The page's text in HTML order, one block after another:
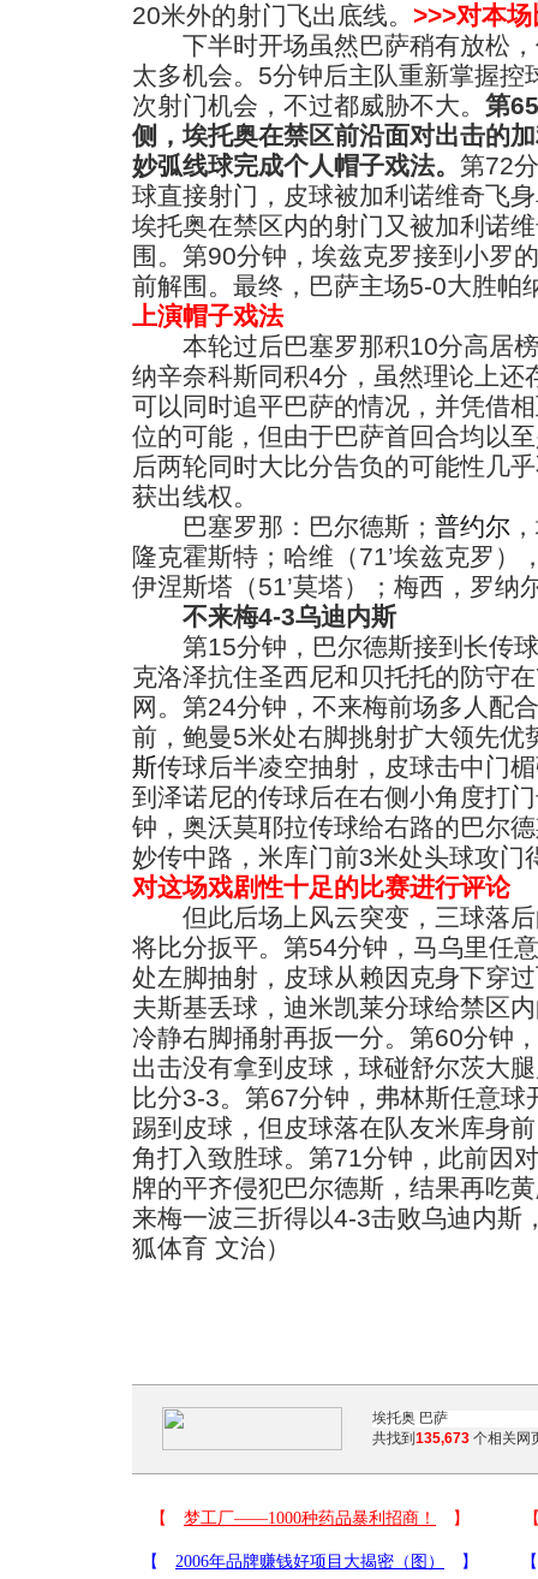
20米外的射门飞出底线。 >>>对本
下半时开场虽然巴萨稍有放松，
太多机会。5分钟后主队重新掌握控
次射门机会，不过都威胁不大。 第
侧，埃托奥在禁区前沿面对出击的
妙弧线球完成个人帽子戏法。 第72
球直接射门，皮球被加利诺维奇飞
埃托奥在禁区内的射门又被加利诺
围。第90分钟，埃兹克罗接到小罗
前解围。最终，巴萨主场5-0大胜帕
上演帽子戏法
本轮过后巴塞罗那积10分高居榜
纳辛奈科斯同积4分，虽然理论上还
可以同时追平巴萨的情况，并凭借
位的可能，但由于巴萨首回合均以
后两轮同时大比分告负的可能性几
获出线权。
巴塞罗那：巴尔德斯； 普约尔
隆克霍斯特；哈维（71’埃兹克罗）
伊涅斯塔（51’莫塔）；梅西，罗纳
不来梅4-3乌迪内斯
第15分钟，巴尔德斯接到长传球
克洛泽抗住圣西尼和贝托托的防守
网。第24分钟，不来梅前场多人配
前，鲍曼5米处右脚挑射扩大领先优
斯传球后半凌空抽射，皮球击中门
到泽诺尼的传球后在右侧小角度打
钟，奥沃莫耶拉传球给右路的巴尔
妙传中路，米库门前3米处头球攻门
对这场戏剧性十足的比赛进行评论
但此后场上风云突变，三球落后
将比分扳平。第54分钟，马乌里任
处左脚抽射，皮球从赖因克身下穿
夫斯基丢球，迪米凯莱分球给禁区
冷静右脚捅射再扳一分。第60分钟
出击没有拿到皮球，球碰舒尔茨大
比分3-3。第67分钟，弗林斯任意
踢到皮球，但皮球落在队友米库身
角打入致胜球。第71分钟，此前因
牌的平齐侵犯巴尔德斯，结果再吃
来梅一波三折得以4-3击败乌迪内斯
狐体育 文治）
共找到 135,673 个相关网